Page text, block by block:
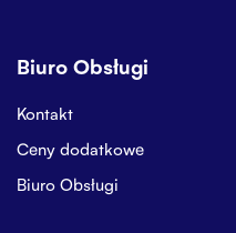
Biuro Obsługi
Kontakt
Ceny dodatkowe
Biuro Obsługi